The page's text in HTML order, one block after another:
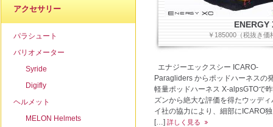
アクセサリー
パラシュート
バリオメーター
Syride
Digifly
ヘルメット
MELON Helmets
ENERGY
￥185000（税抜き価
エナジーエックスシー ICARO-
Paragliders からポッドハーネスの
軽量ポッドハーネス X-alpsGTOで
ズンから絶大な評価を得たウッディ
イ社の協力により、細部にICARO
[…] 詳しく見る